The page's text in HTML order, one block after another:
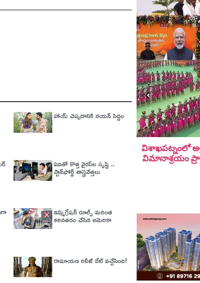
హాయ్ చెప్పడానికి నయన్ సిద్ధం
ఏఐతో కొత్త వైరస్‌ల సృష్టి ..
స్టాన్‌ఫోర్డ్‌ శాస్త్రవేత్తలు
ఇమ్మిగ్రేషన్‌ రూల్స్‌ మరింత
కఠినతరం చేసిన అమెరికా
రామాయణ రిలీజ్ డేట్ వచ్చేసింది!
విశాఖపట్నంలో
విమానాశ్ర‌యం